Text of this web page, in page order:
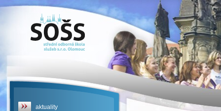
SOŠS -
horka-nad-
aktuality